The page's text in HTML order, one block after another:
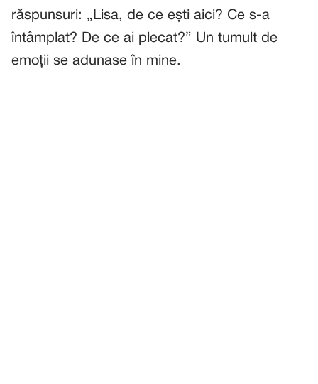
răspunsuri: „Lisa, de ce ești aici? Ce s-a
întâmplat? De ce ai plecat?” Un tumult de
emoții se adunase în mine.